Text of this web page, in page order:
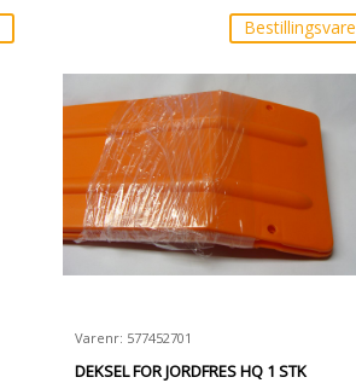
Bestillingsvare
Varenr: 577452701
DEKSEL FOR JORDFRES HQ 1 STK